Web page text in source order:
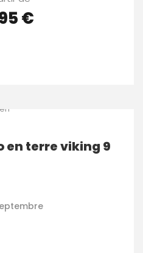
€
en terre viking 9